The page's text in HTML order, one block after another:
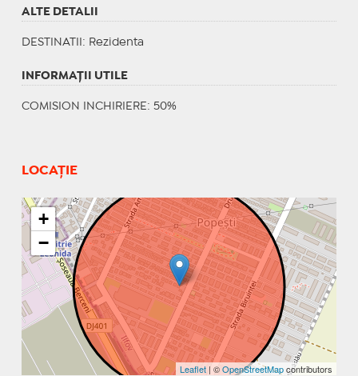
ALTE DETALII
DESTINATII : Rezidenta
INFORMAŢII UTILE
COMISION INCHIRIERE: 50%
LOCAȚIE
+
−
Leaflet | ©OpenStreetMapcontributors